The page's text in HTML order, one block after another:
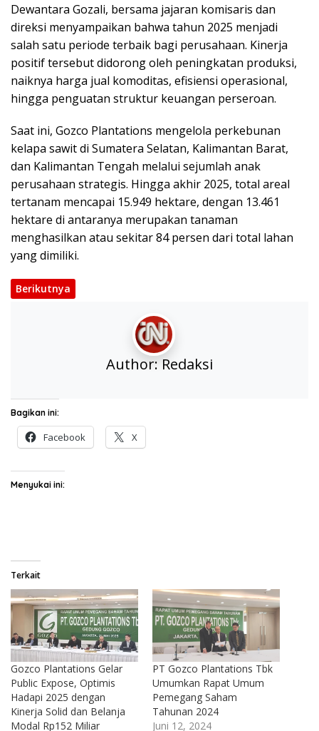
Dewantara Gozali, bersama jajaran komisaris dan
direksi menyampaikan bahwa tahun 2025 menjadi
salah satu periode terbaik bagi perusahaan. Kinerja
positif tersebut didorong oleh peningkatan produksi,
naiknya harga jual komoditas, efisiensi operasional,
hingga penguatan struktur keuangan perseroan.
Saat ini, Gozco Plantations mengelola perkebunan
kelapa sawit di Sumatera Selatan, Kalimantan Barat,
dan Kalimantan Tengah melalui sejumlah anak
perusahaan strategis. Hingga akhir 2025, total areal
tertanam mencapai 15.949 hektare, dengan 13.461
hektare di antaranya merupakan tanaman
menghasilkan atau sekitar 84 persen dari total lahan
yang dimiliki.
Berikutnya
Author:Redaksi
Bagikan ini:
Facebook X
Menyukai ini:
Terkait
Gozco Plantations Gelar
Public Expose, Optimis
Hadapi 2025 dengan
Kinerja Solid dan Belanja
Modal Rp152 Miliar
PT Gozco Plantations Tbk
Umumkan Rapat Umum
Pemegang Saham
Tahunan 2024
Juni 12, 2024